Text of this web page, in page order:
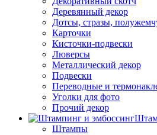
Деревянный декор
Дотсы, стразы,
Карточки
Кисточки-подвески
Люверсы
Металлический декор
Подвески
Переводные и
Уголки для фото
Прочий декор
Штампы